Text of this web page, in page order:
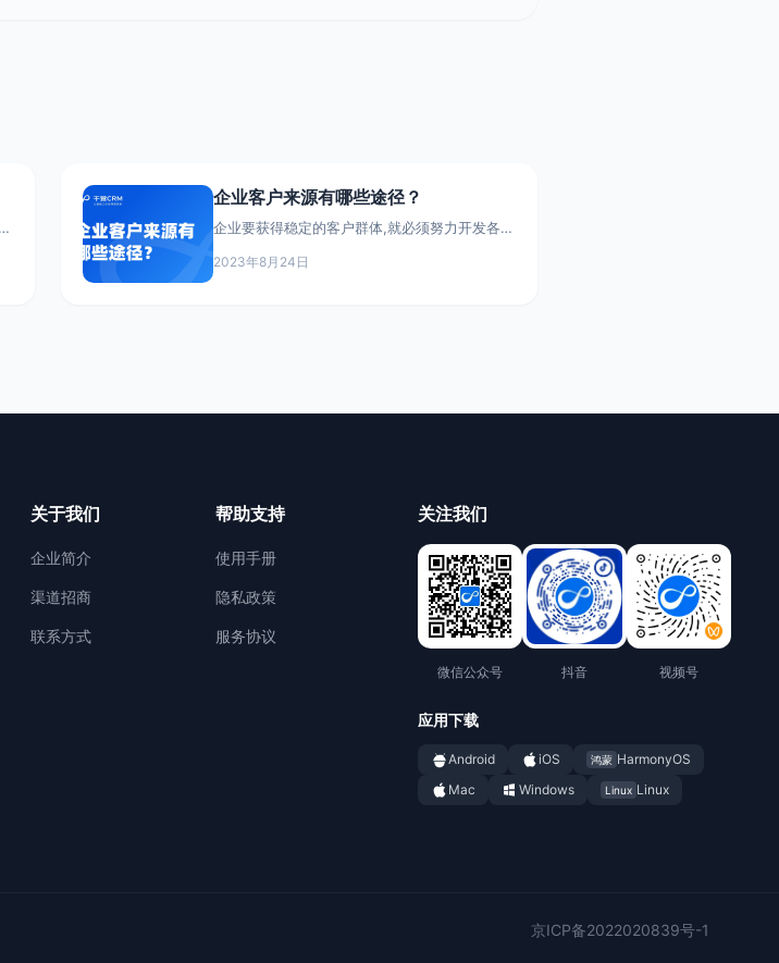
企业客户来源有哪些途径？
企业要获得稳定的客户群体,就必须努力开发各种
工作。主要的客户来源方式可以概括为: 第一,企
2023年8月24日
关于我们
企业简介
渠道招商
联系方式
帮助支持
使用手册
隐私政策
服务协议
关注我们
微信公众号 抖音 视频号
应用下载
Android iOS 鸿蒙 HarmonyOS
Mac
Windows Linux Linux
京ICP备2022020839号-1